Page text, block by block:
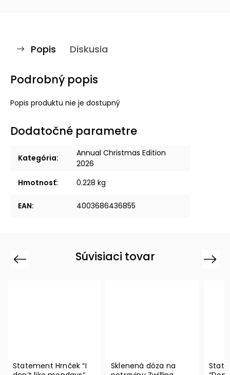
Popis Diskusia
Podrobný popis
Popis produktu nie je dostupný
Dodatočné parametre
Kategória:
Annual Christmas Edition
2026
Hmotnosť: 0.228 kg
EAN: 4003686436855
Súvisiaci tovar
Previous
Statement Hrnček “I
Sklenená dóza na
Next